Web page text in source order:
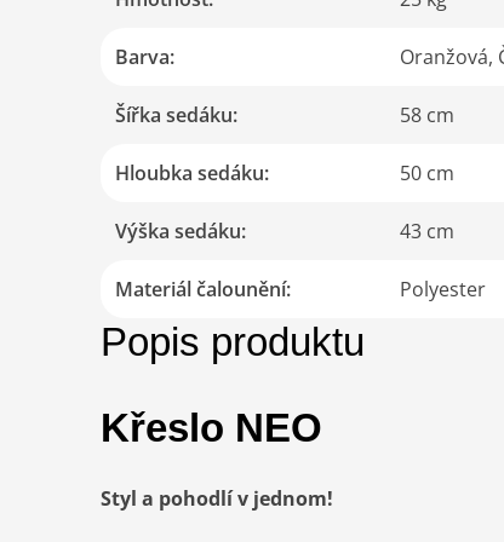
Popis produktu
Křeslo NEO
Styl a pohodlí v jednom!
Barva: Oranžová,
Šířka sedáku: 58 cm
Hloubka sedáku: 50 cm
Výška sedáku: 43 cm
Materiál čalounění: Polyester